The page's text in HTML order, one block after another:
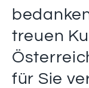
treuen
für Sie